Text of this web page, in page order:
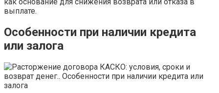
как основание для снижения возврата или отказа в
выплате.
Особенности при наличии кредита
или залога